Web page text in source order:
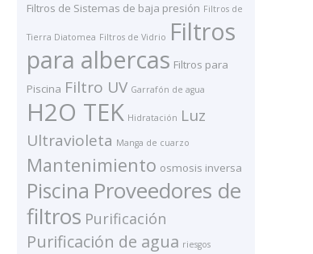
Filtros de Sistemas de baja presión Filtros de
Tierra Diatomea Filtros de Vidrio Filtros
para albercas Filtros para
Piscina Filtro UV Garrafón de agua
H2O TEK Hidratación Luz
Ultravioleta Manga de cuarzo
Mantenimiento osmosis inversa
Piscina Proveedores de
filtros Purificación
Purificación de agua riesgos